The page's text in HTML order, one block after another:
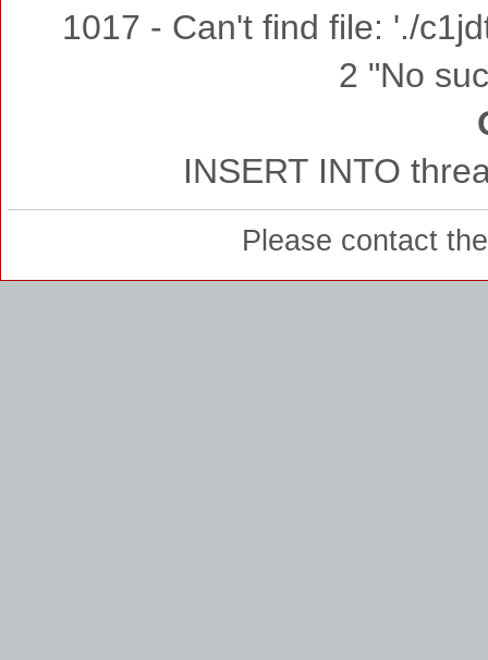
1017 - Can't find file: './
2 "No
INSERT INTO
Please contact